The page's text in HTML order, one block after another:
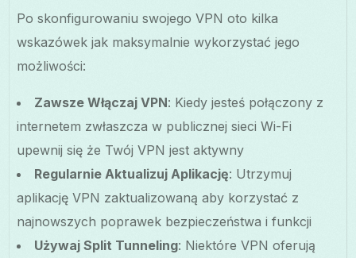
Po skonfigurowaniu swojego VPN oto kilka
wskazówek jak maksymalnie wykorzystać jego
możliwości:
Zawsze Włączaj VPN: Kiedy jesteś połączony z
internetem zwłaszcza w publicznej sieci Wi-Fi
upewnij się że Twój VPN jest aktywny
Regularnie Aktualizuj Aplikację: Utrzymuj
aplikację VPN zaktualizowaną aby korzystać z
najnowszych poprawek bezpieczeństwa i funkcji
Używaj Split Tunneling: Niektóre VPN oferują